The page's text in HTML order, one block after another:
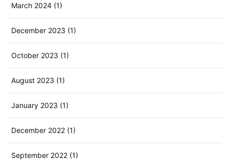
March 2024 (1)
December 2023 (1)
October 2023 (1)
August 2023 (1)
January 2023 (1)
December 2022 (1)
September 2022 (1)